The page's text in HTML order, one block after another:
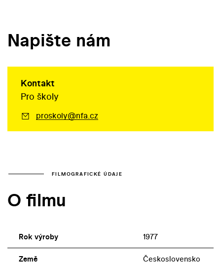
Napište nám
Kontakt
Pro školy
proskoly@nfa.cz
FILMOGRAFICKÉ ÚDAJE
O filmu
Rok výroby 1977
Země Československo